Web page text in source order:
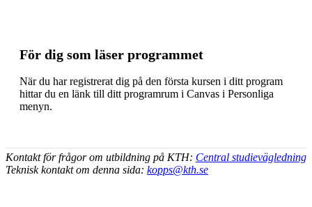
För dig som läser programmet
När du har registrerat dig på den första kursen i ditt program
hittar du en länk till ditt programrum i Canvas i Personliga
menyn.
Kontakt för frågor om utbildning på KTH: Central studievägledning
Teknisk kontakt om denna sida: kopps@kth.se